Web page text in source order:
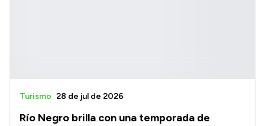
Río Negro brilla con una temporada de
Turismo 28 de jul de 2026